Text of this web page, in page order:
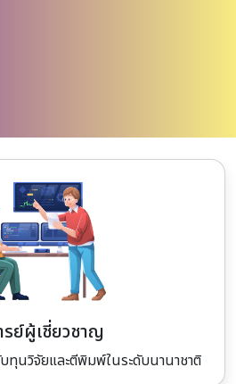
รย์ผู้เชี่ยวชาญ
บทุนวิจัยและตีพิมพ์ในระดับนานาชาติ